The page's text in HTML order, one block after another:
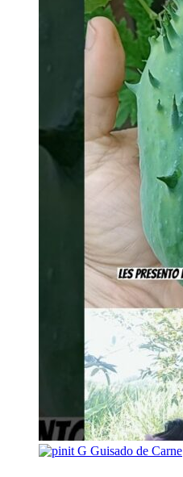
G Guisado de Carne